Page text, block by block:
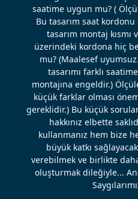
saatime uygun mu? (
Bu tasarım saat kordonu
tasarım montaj
üzerindeki kordona hiç
mu? (Maalesef
tasarımı farklı
montajına engeldir.)
küçük farklar olması
gereklidir.) Bu küçük
hakkınız elbette
kullanmanız hem bize
büyük katkı
verebilmek ve birlikte
oluşturmak dileğiyle...